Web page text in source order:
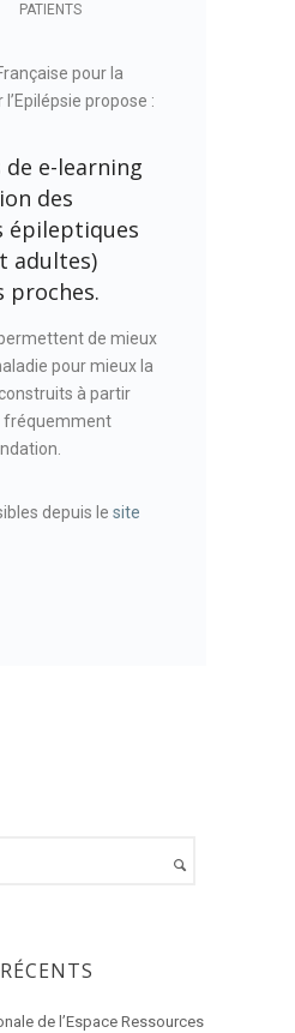
PATIENTS
pour la
propose :
e-learning
des
épileptiques
adultes)
proches.
de mieux
pour mieux la
à partir
fréquemment
depuis le site
de l’Espace Ressources